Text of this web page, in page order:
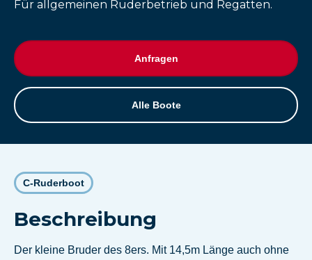
Für allgemeinen Ruderbetrieb und Regatten.
Anfragen
Alle Boote
C-Ruderboot
Beschreibung
Der kleine Bruder des 8ers. Mit 14,5m Länge auch ohne